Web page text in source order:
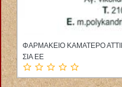
ΦΑΡΜΑΚΕΙΟ ΚΑΜΑΤΕΡΟ
ΣΙΑ ΕΕ